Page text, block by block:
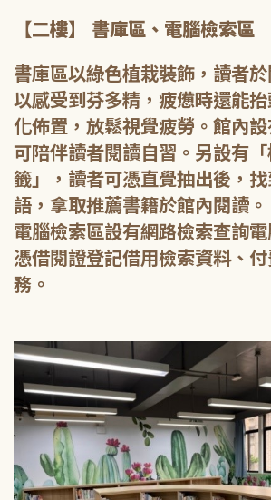
【二樓】 書庫區、電腦檢索區
書庫區以綠色植栽裝飾，讀者
以感受到芬多精，疲憊時還能
化佈置，放鬆視覺疲勞。館內設
可陪伴讀者閱讀自習。另設有
籤」，讀者可憑直覺抽出後，
語，拿取推薦書籍於館內閱讀。
電腦檢索區設有網路檢索查詢
憑借閱證登記借用檢索資料、
務。